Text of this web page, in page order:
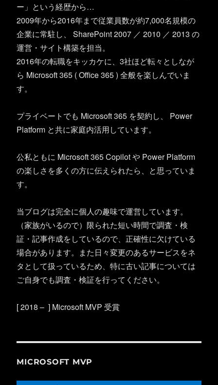
ー」という経歴から…
2009年から2016年まで従業員数が約7,000名規模の
企業に常駐し、 SharePoint 2007 ／ 2010 ／ 2013 の
運営・サイト構築を担当。
2016年の転職をキッカケに、3社ほど転々としなが
ら Microsoft 365 ( Office 365 ) 全般を楽しんでいま
す。
プライベートでも Microsoft 365 を契約し、 Power
Platform と共に家庭内活用しています。
公私ともに Microsoft 365 Copilot や Power Platform
の楽しさを多くの方に伝えられたら、と思っていま
す。
当ブログは完全に個人の趣味で運営しています。
（家族がいるので）限られた短い時間で調査・検
証・記事作成をしているので、正確性に欠けている
場合があります。また日々変更のあるサービスをネ
タとして扱っているため、特に古い記事については
ご自身でも調査・検証を行ってください。
[ 2018 – ] Microsoft MVP 受賞
MICROSOFT MVP